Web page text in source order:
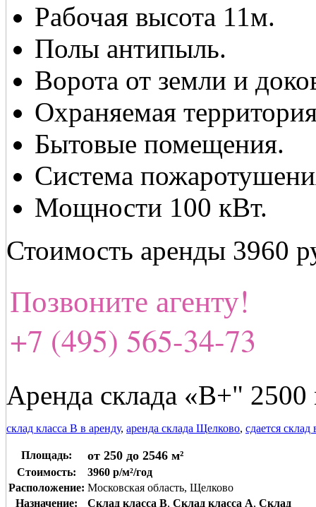
Рабочая высота 11м.
Полы антипыль.
Ворота от земли и
Охраняемая
Бытовые помещения.
Система
Мощности 100 кВт.
Стоимость аренды 3960
Позвоните агенту!
+7 (495) 565-34-73
Аренда склада «В+" 2500
склад класса В в аренду, аренда склада Щелково, сдается
Площадь: от 250 до 2546 м²
Стоимость:
3960 р/м²/год
Расположение: Московская область, Щелково
Назначение:
Склад класса B, Склад класса A, Склад